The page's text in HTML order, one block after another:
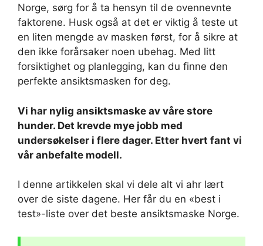
Norge, sørg for å ta hensyn til de ovennevnte
faktorene. Husk også at det er viktig å teste ut
en liten mengde av masken først, for å sikre at
den ikke forårsaker noen ubehag. Med litt
forsiktighet og planlegging, kan du finne den
perfekte ansiktsmasken for deg.
Vi har nylig ansiktsmaske av våre store
hunder. Det krevde mye jobb med
undersøkelser i flere dager. Etter hvert fant vi
vår anbefalte modell.
I denne artikkelen skal vi dele alt vi ahr lært
over de siste dagene. Her får du en «best i
test»-liste over det beste ansiktsmaske Norge.